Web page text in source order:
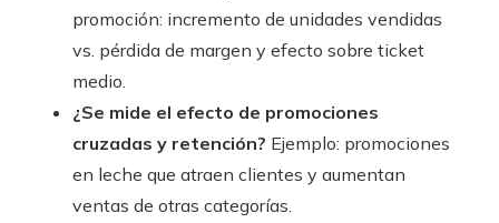
promoción: incremento de unidades vendidas
vs. pérdida de margen y efecto sobre ticket
medio.
¿Se mide el efecto de promociones
cruzadas y retención? Ejemplo: promociones
en leche que atraen clientes y aumentan
ventas de otras categorías.